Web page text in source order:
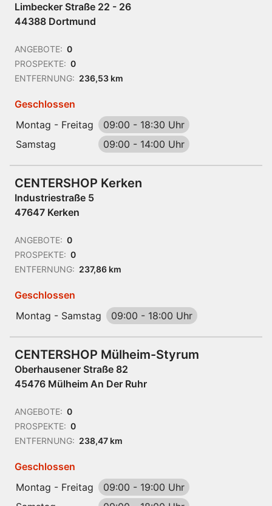
Limbecker Straße 22 - 26
44388 Dortmund
ANGEBOTE: 0
PROSPEKTE: 0
ENTFERNUNG: 236,53 km
Geschlossen
Montag - Freitag
09:00 - 18:30 Uhr
Samstag
09:00 - 14:00 Uhr
CENTERSHOP Kerken
Industriestraße 5
47647 Kerken
ANGEBOTE: 0
PROSPEKTE: 0
ENTFERNUNG: 237,86 km
Geschlossen
Montag - Samstag
09:00 - 18:00 Uhr
CENTERSHOP Mülheim-Styrum
Oberhausener Straße 82
45476 Mülheim An Der Ruhr
ANGEBOTE: 0
PROSPEKTE: 0
ENTFERNUNG: 238,47 km
Geschlossen
Montag - Freitag
09:00 - 19:00 Uhr